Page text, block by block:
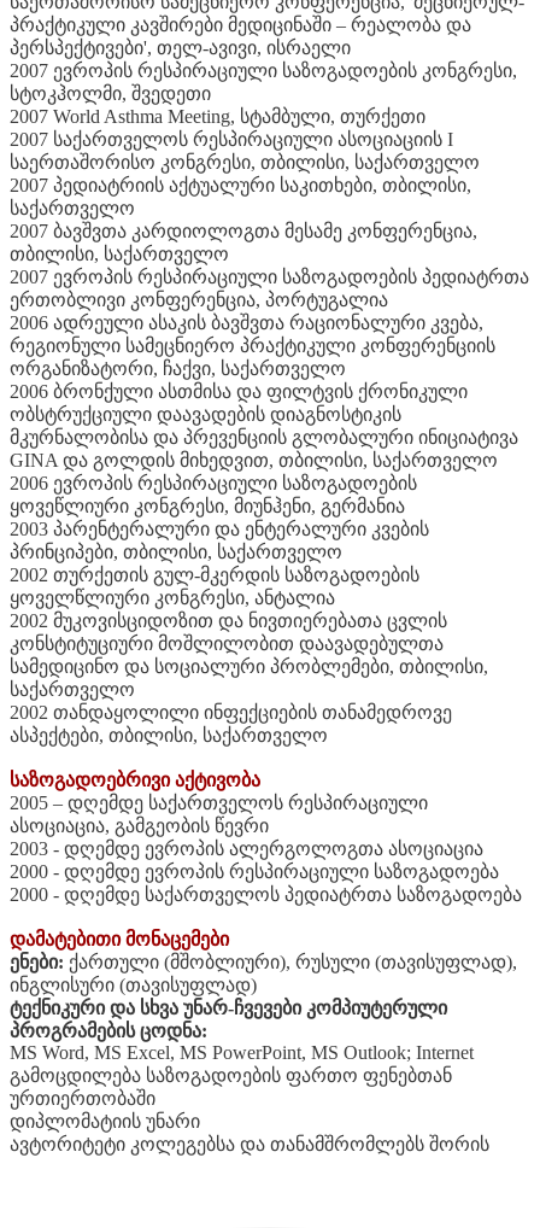
პრაქტიკული კავშირები მედიცინაში – რეალობა და
პერსპექტივები', თელ-ავივი, ისრაელი
2007 ევროპის რესპირაციული საზოგადოების კონგრესი,
სტოკჰოლმი, შვედეთი
2007 World Asthma Meeting, სტამბული, თურქეთი
2007 საქართველოს რესპირაციული ასოციაციის I
საერთაშორისო კონგრესი, თბილისი, საქართველო
2007 პედიატრიის აქტუალური საკითხები, თბილისი,
საქართველო
2007 ბავშვთა კარდიოლოგთა მესამე კონფერენცია,
თბილისი, საქართველო
2007 ევროპის რესპირაციული საზოგადოების პედიატრთა
ერთობლივი კონფერენცია, პორტუგალია
2006 ადრეული ასაკის ბავშვთა რაციონალური კვება,
რეგიონული სამეცნიერო პრაქტიკული კონფერენციის
ორგანიზატორი, ჩაქვი, საქართველო
2006 ბრონქული ასთმისა და ფილტვის ქრონიკული
ობსტრუქციული დაავადების დიაგნოსტიკის
მკურნალობისა და პრევენციის გლობალური ინიციატივა
GINA და გოლდის მიხედვით, თბილისი, საქართველო
2006 ევროპის რესპირაციული საზოგადოების
ყოვეწლიური კონგრესი, მიუნჰენი, გერმანია
2003 პარენტერალური და ენტერალური კვების
პრინციპები, თბილისი, საქართველო
2002 თურქეთის გულ-მკერდის საზოგადოების
ყოველწლიური კონგრესი, ანტალია
2002 მუკოვისციდოზით და ნივთიერებათა ცვლის
კონსტიტუციური მოშლილობით დაავადებულთა
სამედიცინო და სოციალური პრობლემები, თბილისი,
საქართველო
2002 თანდაყოლილი ინფექციების თანამედროვე
ასპექტები, თბილისი, საქართველო
საზოგადოებრივი აქტივობა
2005 – დღემდე საქართველოს რესპირაციული
ასოციაცია, გამგეობის წევრი
2003 - დღემდე ევროპის ალერგოლოგთა ასოციაცია
2000 - დღემდე ევროპის რესპირაციული საზოგადოება
2000 - დღემდე საქართველოს პედიატრთა საზოგადოება
დამატებითი მონაცემები
ენები: ქართული (მშობლიური), რუსული (თავისუფლად),
ინგლისური (თავისუფლად)
ტექნიკური და სხვა უნარ-ჩვევები კომპიუტერული
პროგრამების ცოდნა:
MS Word, MS Excel, MS PowerPoint, MS Outlook; Internet
გამოცდილება საზოგადოების ფართო ფენებთან
ურთიერთობაში
დიპლომატიის უნარი
ავტორიტეტი კოლეგებსა და თანამშრომლებს შორის